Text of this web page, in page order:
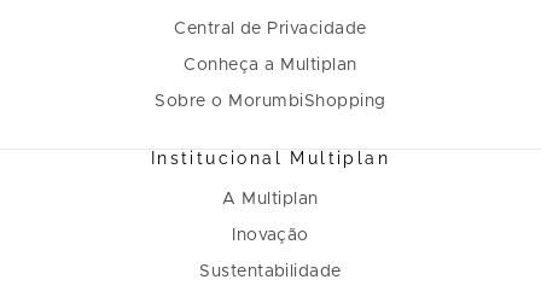
Central de Privacidade
Conheça a Multiplan
Sobre o MorumbiShopping
Institucional Multiplan
A Multiplan
Inovação
Sustentabilidade